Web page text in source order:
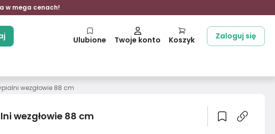
w mega cenach!
Ulubione Twoje konto Koszyk Zaloguj się
wezgłowie 88 cm
wezgłowie 88 cm